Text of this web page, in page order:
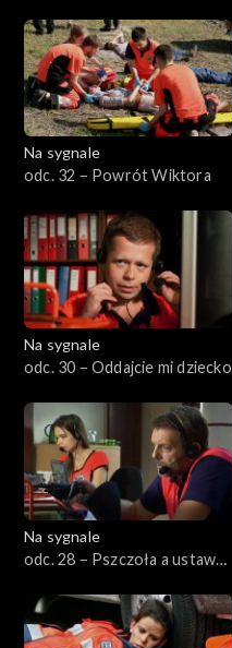
Na sygnale
odc. 32 – Powrót Wiktora
Na sygnale
odc. 30 – Oddajcie mi dziecko
Na sygnale
odc. 28 – Pszczoła a ustawa